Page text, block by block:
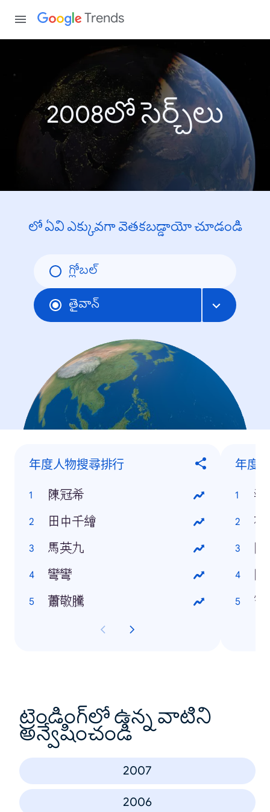
Trends
2008లో సెర్చ్‌లు
లో ఏవి ఎక్కువగా వెతకబడ్డాయో చూడండి
గ్లోబల్
తైవాన్
年度人物搜尋排行
陳冠希
田中千繪
馬英九
彎彎
蕭敬騰
年度
澎
花
寶
ట్రెండింగ్‌లో ఉన్న వాటిని
అన్వేషించండి
2007
2006